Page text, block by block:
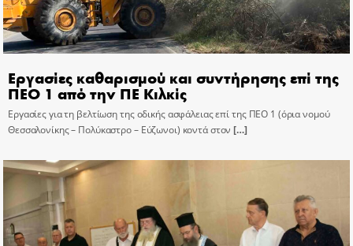
Εργασίες καθαρισμού και συντήρησης επί της
ΠΕΟ 1 από την ΠΕ Κιλκίς
Εργασίες για τη βελτίωση της οδικής ασφάλειας επί της ΠΕΟ 1 (όρια νομού
Θεσσαλονίκης – Πολύκαστρο – Εύζωνοι) κοντά στον […]